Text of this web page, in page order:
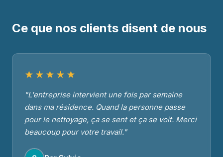
Ce que nos clients disent de nous
★★★★★
"L'entreprise intervient une fois par semaine
dans ma résidence. Quand la personne passe
pour le nettoyage, ça se sent et ça se voit. Merci
beaucoup pour votre travail."